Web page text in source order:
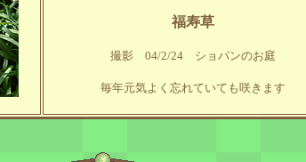
福寿草
撮影 04/2/24 ショパンのお庭
毎年元気よく忘れていても咲きます